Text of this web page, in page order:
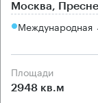
Москва,
Площади
2948 кв.м